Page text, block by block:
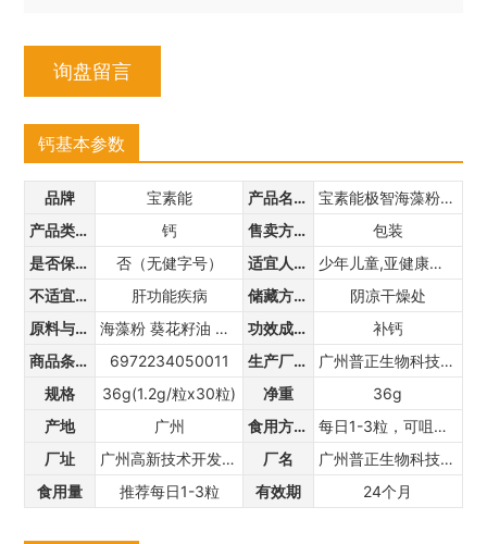
询盘留言
钙基本参数
品牌 宝素能 产品名称
宝素能极智海藻粉高钙凝胶糖果
产品类别
钙 售卖方式
包装
是否保健食品
否（无健字号） 适宜人群
少年儿童,亚健康人群,中老年,孕产妇,婴幼儿,三高人群
不适宜人群
肝功能疾病 储藏方法
阴凉干燥处
原料与配料
海藻粉 葵花籽油 明胶 甘油 木糖醇 水等 功效成分
补钙
商品条形码
6972234050011 生产厂家
广州普正生物科技有限公司
规格
36g(1.2g/粒x30粒) 净重
36g
产地
广州 食用方法
每日1-3粒，可咀嚼食用，也可剪开明胶皮将内容物滴入口中食用
厂址
广州高新技术开发区香山路12号厂房B六层2号 厂名
广州普正生物科技有限公司
食用量
推荐每日1-3粒 有效期 24个月